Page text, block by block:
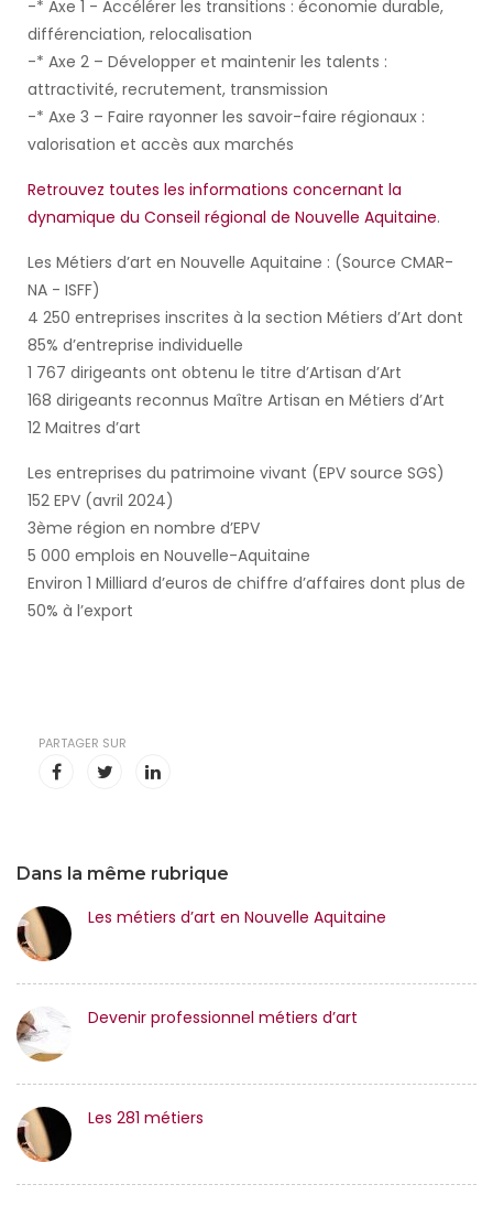
Dans la même rubrique
Les métiers d’art en Nouvelle Aquitaine
Devenir professionnel métiers d’art
Les 281 métiers
-* Axe 1 - Accélérer les transitions : économie durable,
différenciation, relocalisation
-* Axe 2 – Développer et maintenir les talents :
attractivité, recrutement, transmission
-* Axe 3 – Faire rayonner les savoir-faire régionaux :
valorisation et accès aux marchés
Retrouvez toutes les informations concernant la
dynamique du Conseil régional de Nouvelle Aquitaine.
Les Métiers d’art en Nouvelle Aquitaine : (Source CMAR-
NA - ISFF)
4 250 entreprises inscrites à la section Métiers d’Art dont
85% d’entreprise individuelle
1 767 dirigeants ont obtenu le titre d’Artisan d’Art
168 dirigeants reconnus Maître Artisan en Métiers d’Art
12 Maitres d’art
Les entreprises du patrimoine vivant (EPV source SGS)
152 EPV (avril 2024)
3ème région en nombre d’EPV
5 000 emplois en Nouvelle-Aquitaine
Environ 1 Milliard d’euros de chiffre d’affaires dont plus de
50% à l’export
PARTAGER SUR